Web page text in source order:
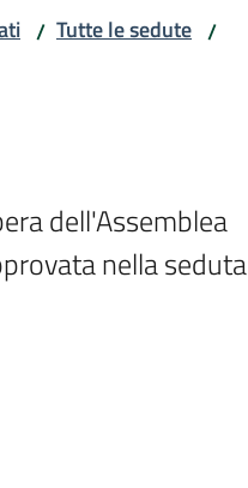
/ Tutte le sedute /
dell'Assemblea
nella seduta